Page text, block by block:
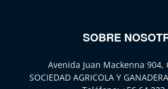
SOBRE
Avenida Juan Mackenna 904,
SOCIEDAD AGRICOLA Y